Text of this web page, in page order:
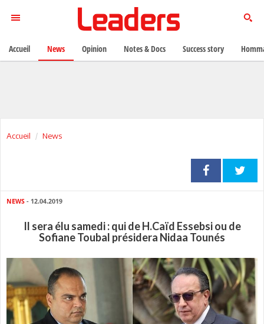
Accueil News
NEWS - 12.04.2019
Il sera élu samedi : qui de H.Caïd Essebsi ou de
Sofiane Toubal présidera Nidaa Tounés
Accueil News Opinion Notes & Docs Success story